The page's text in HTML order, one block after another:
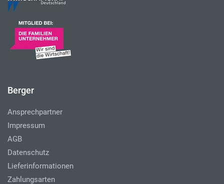
Berger
Ansprechpartner
Impressum
AGB
Datenschutz
Lieferinformationen
Zahlungsarten